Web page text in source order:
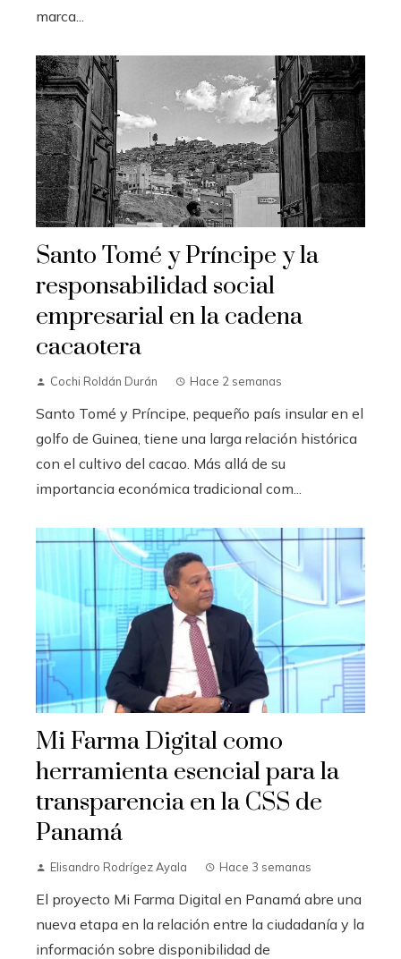
marca...
Santo Tomé y Príncipe y la
responsabilidad social
empresarial en la cadena
cacaotera
Cochi Roldán Durán Hace 2 semanas
Santo Tomé y Príncipe, pequeño país insular en el
golfo de Guinea, tiene una larga relación histórica
con el cultivo del cacao. Más allá de su
importancia económica tradicional com...
Mi Farma Digital como
herramienta esencial para la
transparencia en la CSS de
Panamá
Elisandro Rodrígez Ayala Hace 3 semanas
El proyecto Mi Farma Digital en Panamá abre una
nueva etapa en la relación entre la ciudadanía y la
información sobre disponibilidad de